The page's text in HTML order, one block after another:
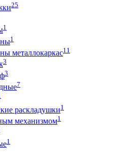
25
1
1
металлокаркас11
3
3
7
раскладушки1
механизмом1
1